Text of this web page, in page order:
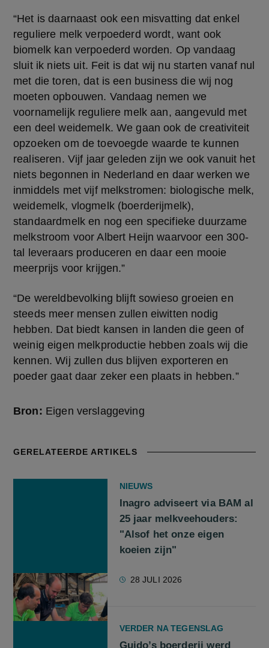
“Het is daarnaast ook een misvatting dat enkel
reguliere melk verpoederd wordt, want ook
biomelk kan verpoederd worden. Op vandaag
sluit ik niets uit. Feit is dat wij nu starten vanaf nul
met die toren, dat is een business die wij nog
moeten opbouwen. Vandaag nemen we
voornamelijk reguliere melk aan, aangevuld met
een deel weidemelk. We gaan ook de creativiteit
opzoeken om de toevoegde waarde te kunnen
realiseren. Vijf jaar geleden zijn we ook vanuit het
niets begonnen in Nederland en daar werken we
inmiddels met vijf melkstromen: biologische melk,
weidemelk, vlogmelk (boerderijmelk),
standaardmelk en nog een specifieke duurzame
melkstroom voor Albert Heijn waarvoor een 300-
tal leveraars produceren en daar een mooie
meerprijs voor krijgen.”
“De wereldbevolking blijft sowieso groeien en
steeds meer mensen zullen eiwitten nodig
hebben. Dat biedt kansen in landen die geen of
weinig eigen melkproductie hebben zoals wij die
kennen. Wij zullen dus blijven exporteren en
poeder gaat daar zeker een plaats in hebben.”
Bron: Eigen verslaggeving
GERELATEERDE ARTIKELS
NIEUWS
Inagro adviseert via BAM al
25 jaar melkveehouders:
"Alsof het onze eigen
koeien zijn"
28 JULI 2026
VERDER NA TEGENSLAG
Guido’s boerderij werd